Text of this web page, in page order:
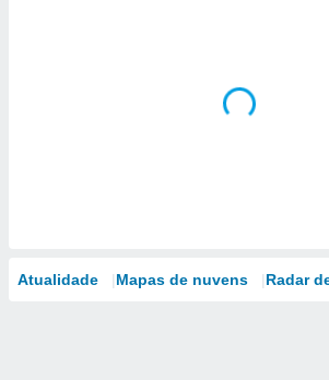
Atualidade Mapas de nuvens Radar